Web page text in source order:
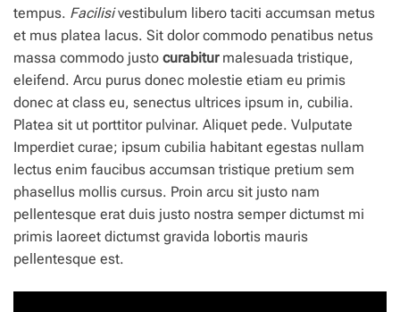
tempus. Facilisivestibulum libero taciti accumsan metus
et mus platea lacus. Sit dolor commodo penatibus netus
massa commodo justo curabiturmalesuada tristique,
eleifend. Arcu purus donec molestie etiam eu primis
donec at class eu, senectus ultrices ipsum in, cubilia.
Platea sit ut porttitor pulvinar. Aliquet pede. Vulputate
Imperdiet curae; ipsum cubilia habitant egestas nullam
lectus enim faucibus accumsan tristique pretium sem
phasellus mollis cursus. Proin arcu sit justo nam
pellentesque erat duis justo nostra semper dictumst mi
primis laoreet dictumst gravida lobortis mauris
pellentesque est.